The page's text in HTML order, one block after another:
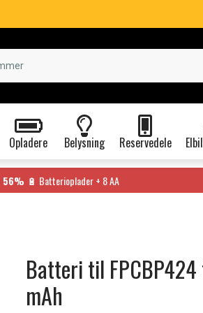
Opladere Belysning Reservedele
56% 🔋 Batterioplader + 8 AA
Batteri til
mAh